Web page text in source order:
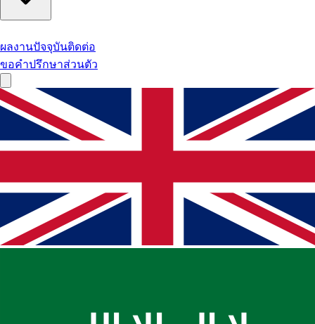
ผลงานปัจจุบันติดต่อ
ขอคำปรึกษาส่วนตัว